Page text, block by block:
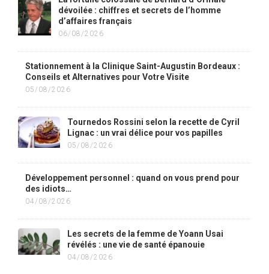
dévoilée : chiffres et secrets de l’homme
d’affaires français
06/08/2026
Stationnement à la Clinique Saint-Augustin Bordeaux :
Conseils et Alternatives pour Votre Visite
05/08/2026
Tournedos Rossini selon la recette de Cyril
Lignac : un vrai délice pour vos papilles
05/08/2026
Développement personnel : quand on vous prend pour
des idiots…
04/08/2026
Les secrets de la femme de Yoann Usai
révélés : une vie de santé épanouie
04/08/2026